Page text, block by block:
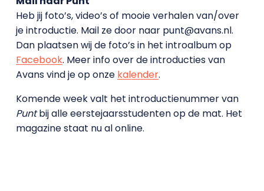
Heb jij foto’s, video’s of mooie verhalen van/over
je introductie. Mail ze door naar punt@avans.nl.
Dan plaatsen wij de foto’s in het introalbum op
Facebook. Meer info over de introducties van
Avans vind je op onze kalender.
Komende week valt het introductienummer van
Puntbij alle eerstejaarsstudenten op de mat. Het
magazine staat nu al online.